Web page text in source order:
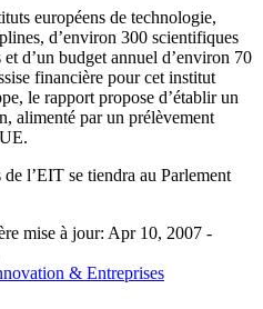
européens de technologie,
d’environ 300 scientifiques
d’un budget annuel d’environ 70
financière pour cet institut
le rapport propose d’établir un
alimenté par un prélèvement
l’EIT se tiendra au Parlement
mise à jour: Apr 10, 2007 -
& Entreprises